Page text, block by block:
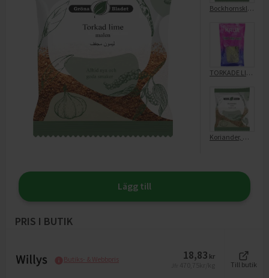
Bockhornsklöver, malen
TORKADE LIME BLAD KONSUMENT
Koriander, malen refillpåse
Lägg till
PRIS I BUTIK
Butiks- & Webbpris 18,83 kr
Till butik